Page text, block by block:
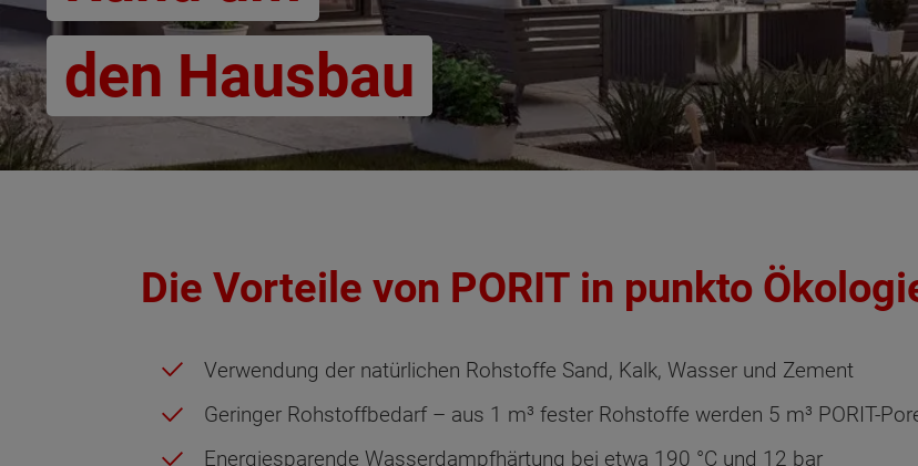
den Hausbau
Die Vorteile von PORIT in punkto
Verwendung der natürlichen Rohstoffe Sand, Kalk, Wasser und Zement
Geringer Rohstoffbedarf – aus 1 m³ fester Rohstoffe werden 5 m³ PORIT-
Energiesparende Wasserdampfhärtung bei etwa 190 °C und 12 bar